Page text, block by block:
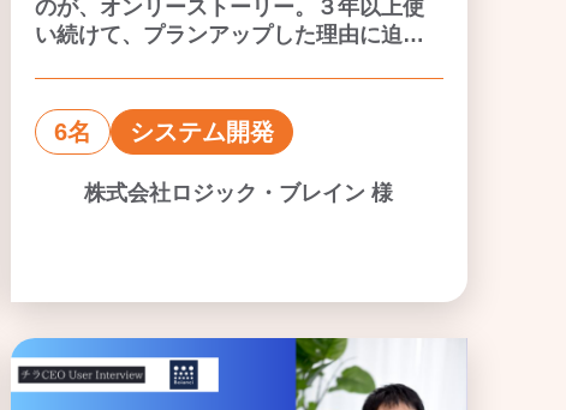
のが、オンリーストーリー。３年以上使
い続けて、プランアップした理由に迫
6名 システム開発
株式会社ロジック・ブレイン 様